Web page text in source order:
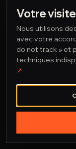
Votre
Nous utilisons
avec votre
do not track » et
techniques
↗︎